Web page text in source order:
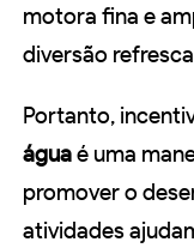
motora fina e
diversão
Portanto,
águaé uma
promover o
atividades